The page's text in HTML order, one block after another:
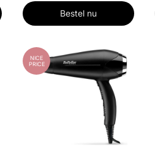
Bestel nu
NICE
PRICE